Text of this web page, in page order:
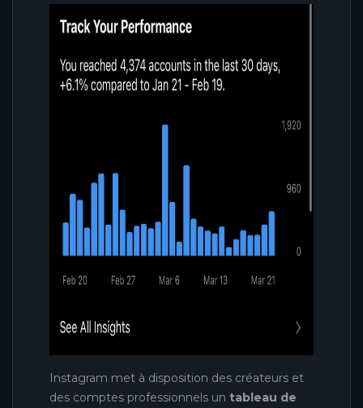
Instagram met à disposition des créateurs et
des comptes professionnels un tableau de